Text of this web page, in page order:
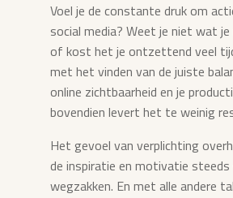
Voel je de constante druk om
social media? Weet je niet wat
of kost het je ontzettend veel
met het vinden van de juiste
online zichtbaarheid en je
bovendien levert het te weinig
Het gevoel van verplichting
de inspiratie en motivatie steeds
wegzakken. En met alle andere